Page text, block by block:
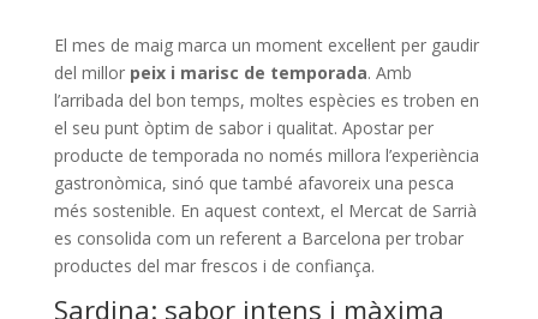
El mes de maig marca un moment excel·lent per gaudir
del millor peix i marisc de temporada. Amb
l’arribada del bon temps, moltes espècies es troben en
el seu punt òptim de sabor i qualitat. Apostar per
producte de temporada no només millora l’experiència
gastronòmica, sinó que també afavoreix una pesca
més sostenible. En aquest context, el Mercat de Sarrià
es consolida com un referent a Barcelona per trobar
productes del mar frescos i de confiança.
​Sardina: sabor intens i màxima